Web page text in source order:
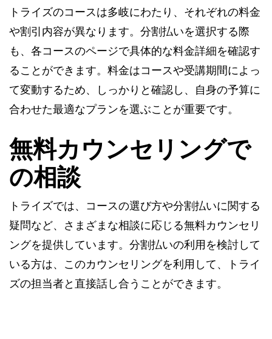
トライズのコースは多岐にわたり、それぞれの料金
や割引内容が異なります。分割払いを選択する際
も、各コースのページで具体的な料金詳細を確認す
ることができます。料金はコースや受講期間によっ
て変動するため、しっかりと確認し、自身の予算に
合わせた最適なプランを選ぶことが重要です。
無料カウンセリングで
の相談
トライズでは、コースの選び方や分割払いに関する
疑問など、さまざまな相談に応じる無料カウンセリ
ングを提供しています。分割払いの利用を検討して
いる方は、このカウンセリングを利用して、トライ
ズの担当者と直接話し合うことができます。